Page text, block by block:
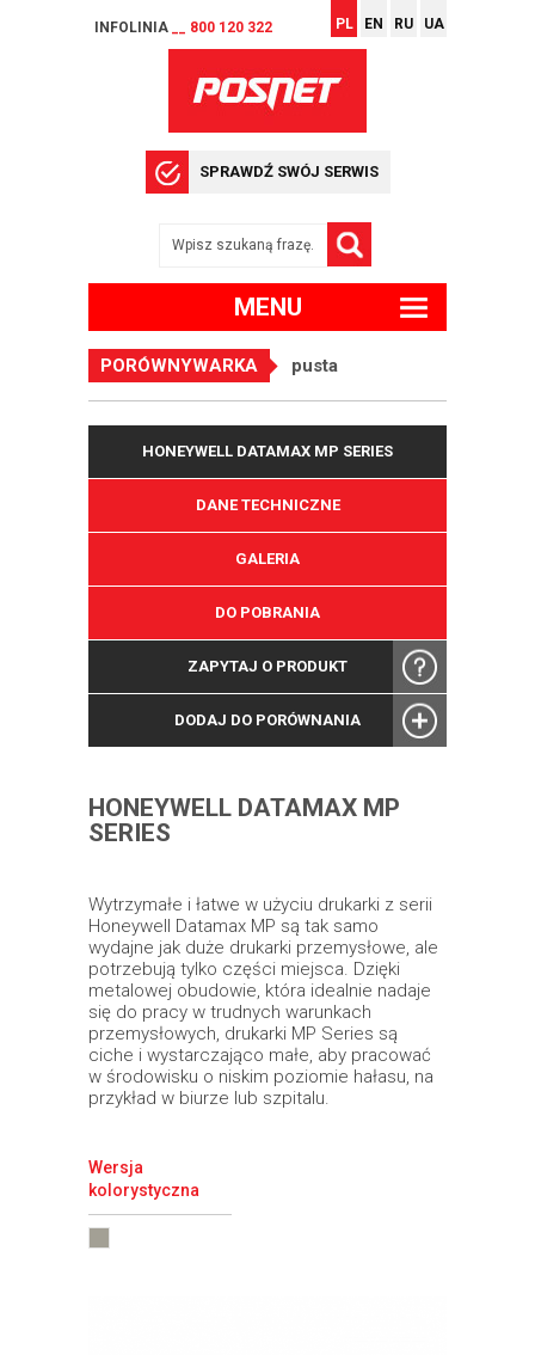
INFOLINIA __ 800 120 322 PL EN RU UA
SPRAWDŹ SWÓJ SERWIS
MENU
PORÓWNYWARKA pusta
HONEYWELL DATAMAX MP SERIES
DANE TECHNICZNE
GALERIA
DO POBRANIA
ZAPYTAJ O PRODUKT
DODAJ DO PORÓWNANIA
HONEYWELL DATAMAX MP
SERIES
Wytrzymałe i łatwe w użyciu drukarki z serii
Honeywell Datamax MP są tak samo
wydajne jak duże drukarki przemysłowe, ale
potrzebują tylko części miejsca. Dzięki
metalowej obudowie, która idealnie nadaje
się do pracy w trudnych warunkach
przemysłowych, drukarki MP Series są
ciche i wystarczająco małe, aby pracować
w środowisku o niskim poziomie hałasu, na
przykład w biurze lub szpitalu.
Wersja
kolorystyczna